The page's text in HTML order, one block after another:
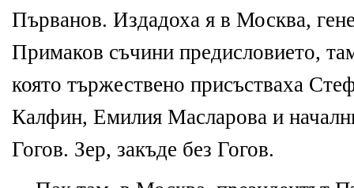
Първанов. Издадоха я в Москва, ген
Примаков съчини предисловието,
която тържествено присъстваха Сте
Калфин, Емилия Масларова и
Гогов. Зер, закъде без Гогов.